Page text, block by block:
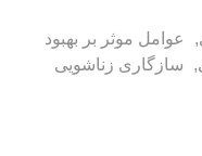
,
عوامل موثر بر بهبود
,
سازگاری زناشویی